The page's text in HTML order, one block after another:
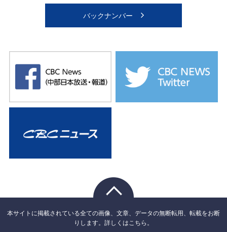
バックナンバー
本サイトに掲載されている全ての画像、文章、データの無断転用、転載をお断
りします。詳しくはこちら。